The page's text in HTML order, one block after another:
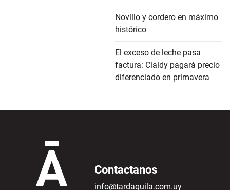
Novillo y cordero en máximo
histórico
El exceso de leche pasa
factura: Claldy pagará precio
diferenciado en primavera
Contactanos
info@tardaguila.com.uy